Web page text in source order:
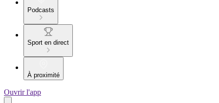
Podcasts
Sport en direct
À proximité
Ouvrir l'app